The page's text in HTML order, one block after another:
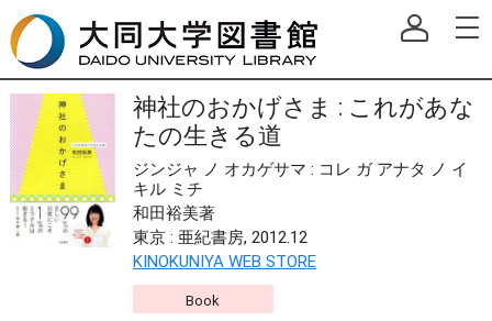
神社のおかげさま : これがあな
たの生きる道
ジンジャ ノ オカゲサマ : コレ ガ アナタ ノ イ
キル ミチ
和田裕美著
東京 : 亜紀書房, 2012.12
KINOKUNIYA WEB STORE
Book